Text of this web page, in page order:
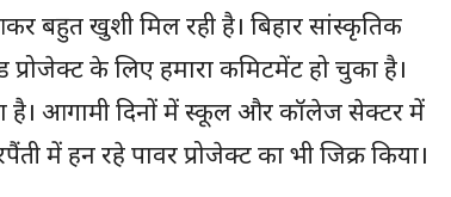
बहुत खुशी मिल रही है। बिहार सांस्कृतिक
प्रोजेक्ट के लिए हमारा कमिटमेंट हो चुका है।
है। आगामी दिनों में स्कूल और कॉलेज सेक्टर में
में हन रहे पावर प्रोजेक्ट का भी जिक्र किया।